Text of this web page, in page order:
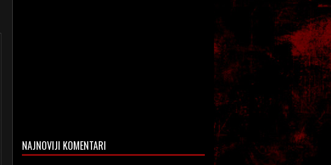
NAJNOVIJI KOMENTARI